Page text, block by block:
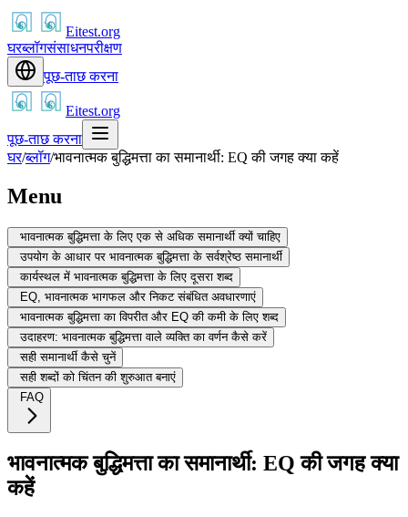
Eitest.org
घरब्लॉगसंसाधनपरीक्षण
पूछ-ताछ करना
Eitest.org
पूछ-ताछ करना
घर/ब्लॉग/भावनात्मक बुद्धिमत्ता का समानार्थी: EQ की जगह क्या कहें
Menu
भावनात्मक बुद्धिमत्ता के लिए एक से अधिक समानार्थी क्यों चाहिए
उपयोग के आधार पर भावनात्मक बुद्धिमत्ता के सर्वश्रेष्ठ समानार्थी
कार्यस्थल में भावनात्मक बुद्धिमत्ता के लिए दूसरा शब्द
EQ, भावनात्मक भागफल और निकट संबंधित अवधारणाएं
भावनात्मक बुद्धिमत्ता का विपरीत और EQ की कमी के लिए शब्द
उदाहरण: भावनात्मक बुद्धिमत्ता वाले व्यक्ति का वर्णन कैसे करें
सही समानार्थी कैसे चुनें
सही शब्दों को चिंतन की शुरुआत बनाएं
FAQ
भावनात्मक बुद्धिमत्ता का समानार्थी: EQ की जगह क्या
कहें